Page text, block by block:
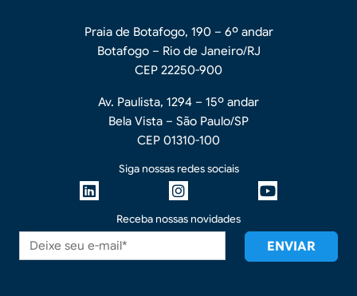
Praia de Botafogo, 190 – 6º andar
Botafogo – Rio de Janeiro/RJ
CEP 22250-900
Av. Paulista, 1294 – 15º andar
Bela Vista – São Paulo/SP
CEP 01310-100
Siga nossas redes sociais
Receba nossas novidades